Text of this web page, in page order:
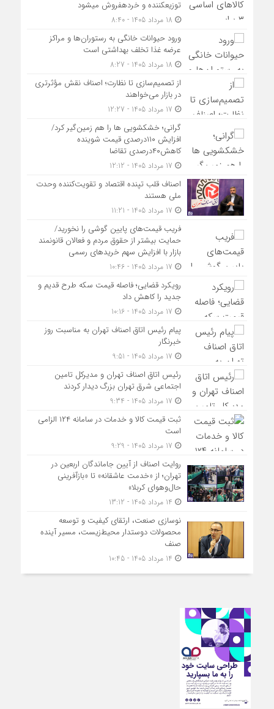
توزیع‎کننده و خرده‎فروش می‎شود
ورود حیوانات خانگی به رستوران‌ها و مراکز
عرضه غذا تخلف بهداشتی است
از تصمیم‌سازی تا نظارت؛ اصناف نقش مؤثرتری
در بازار می‌خواهند
گرانی؛ خشکشویی‌ ها را هم زمین‌گیر کرد/
افزایش ۱۱۰درصدی قیمت شوینده
کاهش۴۰درصدی تقاضا
اصناف قلب تپنده اقتصاد و تقویت‌کننده وحدت
ملی هستند
فریب قیمت‌های پایین گوشی را نخورید/
حمایت بیشتر از حقوق مردم و فعالان قانونمند
بازار با افزایش سهم خریدهای رسمی
رویکرد قضایی؛ فاصله قیمت سکه طرح قدیم و
جدید را کاهش داد
پیام رئیس اتاق اصناف تهران به مناسبت روز
خبرنگار
رئیس اتاق اصناف تهران و مدیرکل تامین
اجتماعی شرق تهران بزرگ دیدار کردند
ثبت قیمت کالا و خدمات در سامانه ۱۲۴ الزامی
است
روایت اصناف از آیین جاماندگان اربعین در
تهران؛ از «خدمت عاشقانه» تا «بازآفرینی
حال‌وهوای کربلا»
نوسازی صنعت، ارتقای کیفیت و توسعه
محصولات دوستدار محیط‌زیست، مسیر آینده
صنف